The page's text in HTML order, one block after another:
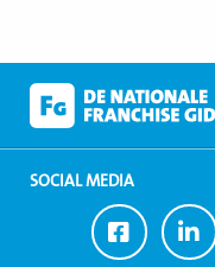
SOCIAL MEDIA
Ga
naar
Ga
naar